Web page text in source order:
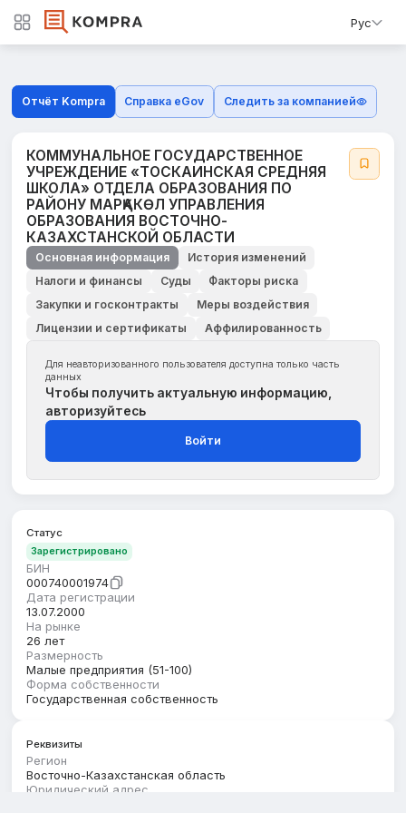
Рус
Отчёт Kompra Справка eGov Следить за компанией
КОММУНАЛЬНОЕ ГОСУДАРСТВЕННОЕ
УЧРЕЖДЕНИЕ «ТОСКАИНСКАЯ СРЕДНЯЯ
ШКОЛА» ОТДЕЛА ОБРАЗОВАНИЯ ПО
РАЙОНУ МАРҚАКӨЛ УПРАВЛЕНИЯ
ОБРАЗОВАНИЯ ВОСТОЧНО-
КАЗАХСТАНСКОЙ ОБЛАСТИ
Основная информация
История изменений
Налоги и финансы
Суды
Факторы риска
Закупки и госконтракты
Меры воздействия
Лицензии и сертификаты
Аффилированность
Для неавторизованного пользователя доступна только часть
данных
Чтобы получить актуальную информацию,
авторизуйтесь
Войти
Статус
Зарегистрировано
БИН
000740001974
Дата регистрации
13.07.2000
На рынке
26 лет
Размерность
Малые предприятия (51-100)
Форма собственности
Государственная собственность
Реквизиты
Регион
Восточно-Казахстанская область
Юридический адрес